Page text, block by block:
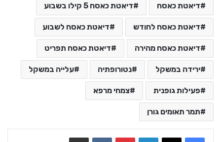
דיאטת כאסח דיאטת כאסח 5 קילו בשבוע
דיאטת כאסח לחודש דיאטת כאסח לשבוע
דיאטת כאסח מהירה דיאטת כאסח תפריט
ירידה במשקל נטורופתיה עלייה במשקל
פעילות גופנית צמחי מרפא
תמר תאומים גורן
LinkedIn
VKontakte